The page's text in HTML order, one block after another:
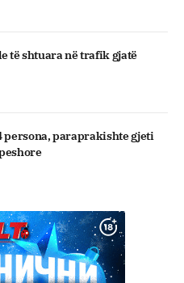
të shtuara në trafik gjatë
persona, paraprakishte gjeti